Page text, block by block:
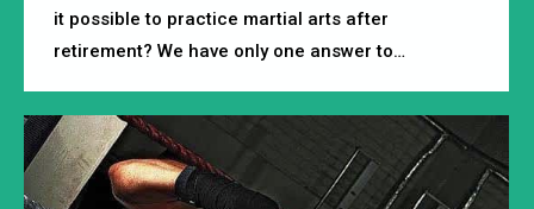
it possible to practice martial arts after
retirement? We have only one answer to…